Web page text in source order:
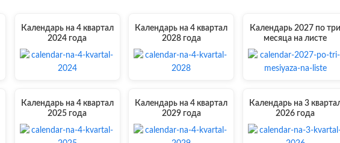
Календарь на 4 квартал
2024 года
Календарь на 4 квартал
2025 года
Календарь на 4 квартал
2028 года
Календарь на 4 квартал
2029 года
Календарь 2027 по
месяца на листе
Календарь на 3
2026 года